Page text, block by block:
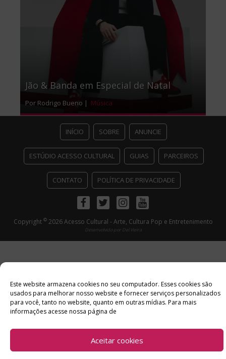
Este website armazena cookies no seu computador. Esses cookies são
usados ​​para melhorar nosso website e fornecer serviços personalizados
para você, tanto no website, quanto em outras mídias. Para mais
informações acesse nossa página de
Aceitar cookies
Jão & Banda em Especial de Natal
Por Rodrigo Bueno | Música
INÍCIO SOBRE ANUNCIE
ESTÚDIO ACESSO CULTURAL GUIAS PARCEIROS
CONTATO POLÍTICA DE PRIVACIDADE
FacebookTwitterInstagramYoutube
Copyright ©2026 Acesso Cultural - Arte, Cultura Pop e Entretenimento
Desenvolvido por Del Vieira